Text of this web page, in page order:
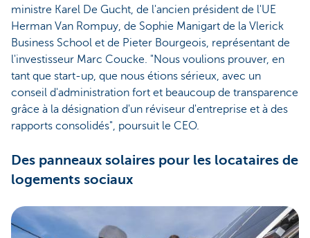
ministre Karel De Gucht, de l'ancien président de l'UE
Herman Van Rompuy, de Sophie Manigart de la Vlerick
Business School et de Pieter Bourgeois, représentant de
l'investisseur Marc Coucke. "Nous voulions prouver, en
tant que start-up, que nous étions sérieux, avec un
conseil d'administration fort et beaucoup de transparence
grâce à la désignation d'un réviseur d'entreprise et à des
rapports consolidés", poursuit le CEO.
Des panneaux solaires pour les locataires de
logements sociaux